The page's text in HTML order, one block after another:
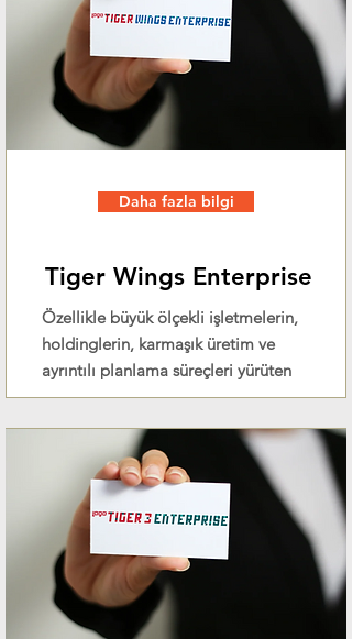
Daha fazla bilgi
Tiger Wings Enterprise
Özellikle büyük ölçekli işletmelerin,
holdinglerin, karmaşık üretim ve
ayrıntılı planlama süreçleri yürüten